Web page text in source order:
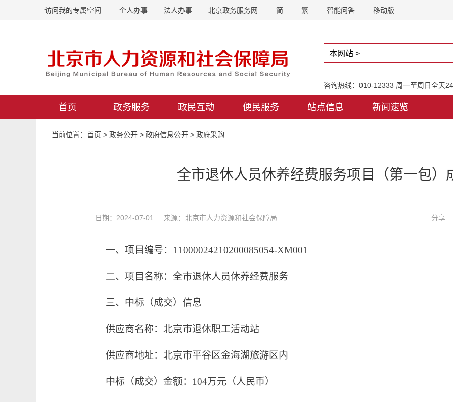
访问我的专属空间 个人办事 法人办事 北京政务服务网 简 繁 智能问答 移动版
咨询热线：010-12333 周一至周日全天
首页 政务服务 政民互动 便民服务 站点信息 新闻速览
当前位置： 首页 > 政务公开 > 政府信息公开 > 政府采购
全市退休人员休养经费服务项目（第一包）
日期：2024-07-01 来源：北京市人力资源和社会保障局 分享
一、 项目编号：11000024210200085054-XM001
二、项目名称：全市退休人员休养经费服务
三、中标（成交）信息
供应商名称：北京市退休职工活动站
供应商地址：北京市平谷区金海湖旅游区内
中标（成交）金额：104万元（人民币）